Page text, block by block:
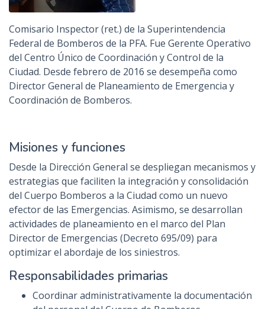
Comisario Inspector (ret.) de la Superintendencia
Federal de Bomberos de la PFA. Fue Gerente Operativo
del Centro Único de Coordinación y Control de la
Ciudad. Desde febrero de 2016 se desempeña como
Director General de Planeamiento de Emergencia y
Coordinación de Bomberos.
Misiones y funciones
Desde la Dirección General se despliegan mecanismos y
estrategias que faciliten la integración y consolidación
del Cuerpo Bomberos a la Ciudad como un nuevo
efector de las Emergencias. Asimismo, se desarrollan
actividades de planeamiento en el marco del Plan
Director de Emergencias (Decreto 695/09) para
optimizar el abordaje de los siniestros.
Responsabilidades primarias
Coordinar administrativamente la documentación